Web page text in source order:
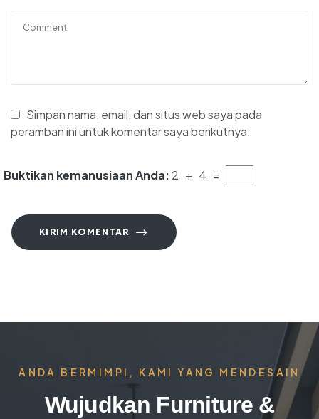
Simpan nama, email, dan situs web saya pada
peramban ini untuk komentar saya berikutnya.
Buktikan kemanusiaan Anda: 2 + 4 =
KIRIM KOMENTAR
ANDA BERMIMPI, KAMI YANG MENDESAIN
Wujudkan Furniture &